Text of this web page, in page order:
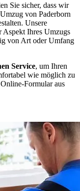
Sie sicher, dass wir
von Paderborn
Unsere
Aspekt Ihres Umzugs
von Art oder Umfang
Service, um Ihren
wie möglich zu
Formular aus